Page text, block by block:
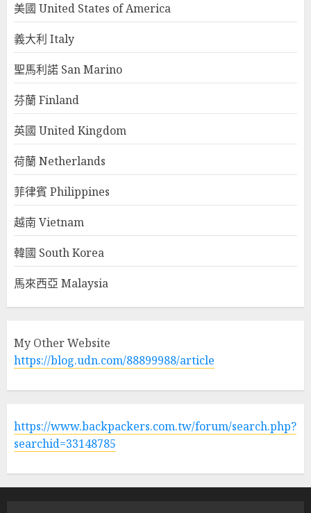
美國 United States of America
義大利 Italy
聖馬利諾 San Marino
芬蘭 Finland
英國 United Kingdom
荷蘭 Netherlands
菲律賓 Philippines
越南 Vietnam
韓國 South Korea
馬來西亞 Malaysia
My Other Website
https://blog.udn.com/88899988/article
https://www.backpackers.com.tw/forum/search.php?
searchid=33148785